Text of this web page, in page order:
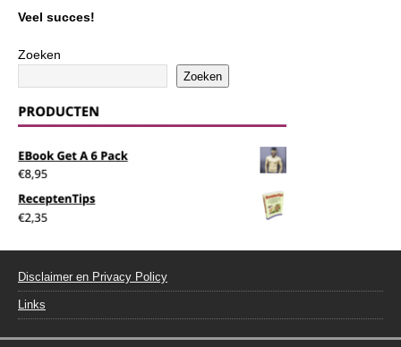
Veel succes!
Zoeken
Zoeken
Disclaimer en Privacy Policy
Links